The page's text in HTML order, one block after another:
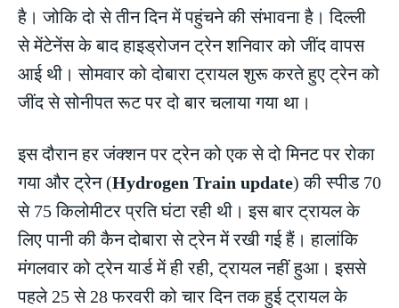
है। जोकि दो से तीन दिन में पहुंचने की संभावना है। दिल्ली
से मेंटेनेंस के बाद हाइड्रोजन ट्रेन शनिवार को जींद वापस
आई थी। सोमवार को दोबारा ट्रायल शुरू करते हुए ट्रेन को
जींद से सोनीपत रूट पर दो बार चलाया गया था।
इस दौरान हर जंक्शन पर ट्रेन को एक से दो मिनट पर रोका
गया और ट्रेन (Hydrogen Train update) की स्पीड 70
से 75 किलोमीटर प्रति घंटा रही थी। इस बार ट्रायल के
लिए पानी की कैन दोबारा से ट्रेन में रखी गई हैं। हालांकि
मंगलवार को ट्रेन यार्ड में ही रही, ट्रायल नहीं हुआ। इससे
पहले 25 से 28 फरवरी को चार दिन तक हुई ट्रायल के